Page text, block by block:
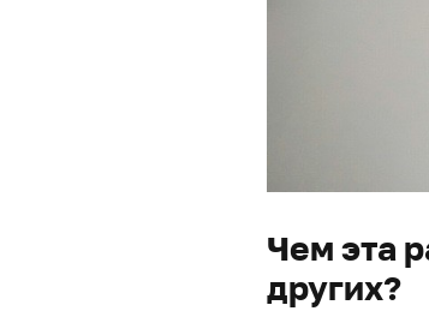
Чем эта
других?